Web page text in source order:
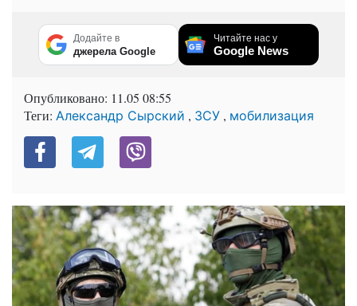
Додайте в
джерела Google
Читайте нас у
Google News
Опубликовано: 11.05 08:55
Теги: Александр Сырский , ЗСУ , мобилизация